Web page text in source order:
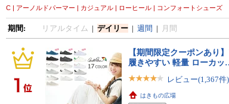
C | アーノルドパーマー | カジュアル | ローヒール | コンフォートシューズ
期間: リアルタイム | デイリー| 週間 | 月間
【期間限定クーポンあり
履きやすい 軽量 ローカ
レビュー(1,367件)
はきもの広場